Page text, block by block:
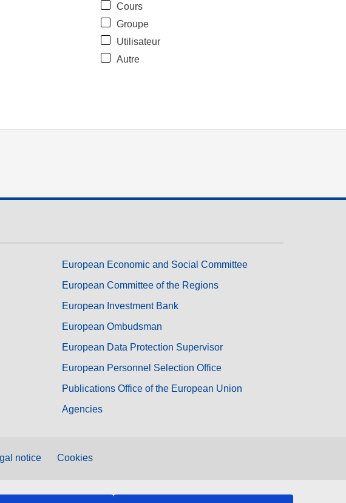
Cours
Groupe
Utilisateur
Autre
European Economic and Social Committee
European Committee of the Regions
European Investment Bank
European Ombudsman
European Data Protection Supervisor
European Personnel Selection Office
Publications Office of the European Union
Agencies
notice Cookies